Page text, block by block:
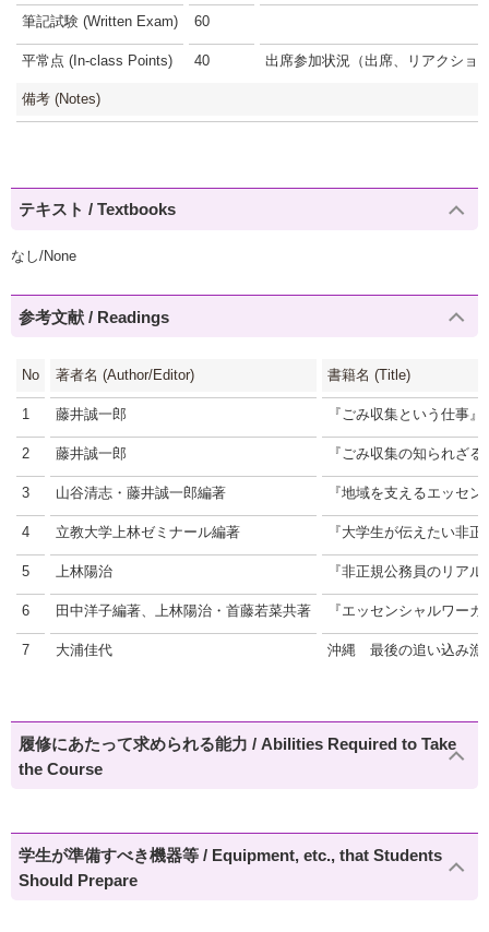
筆記試験 (Written Exam) 60
平常点 (In-class Points) 40 出席参加状況（出席、リアクショ
備考 (Notes)
テキスト / Textbooks
なし/None
参考文献 / Readings
No 著者名 (Author/Editor) 書籍名 (Title)
1 藤井誠一郎 『ごみ収集という仕事』
2 藤井誠一郎 『ごみ収集の知られざる
3 山谷清志・藤井誠一郎編著 『地域を支えるエッセ
4 立教大学上林ゼミナール編著 『大学生が伝えたい非
5 上林陽治 『非正規公務員のリア
6 田中洋子編著、上林陽治・首藤若菜共著 『エッセンシャルワー
7 大浦佳代 沖縄 最後の追い込み漁
履修にあたって求められる能力 / Abilities Required to Take
the Course
学生が準備すべき機器等 / Equipment, etc., that Students
Should Prepare